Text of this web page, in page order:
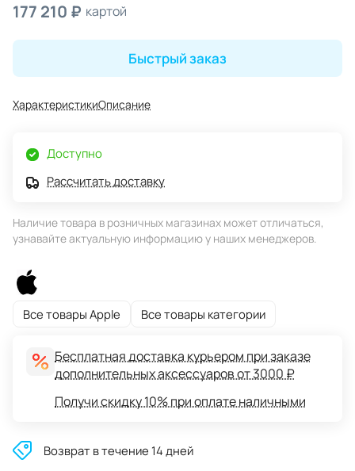
177 210 ₽ картой
Быстрый заказ
ХарактеристикиОписание
Доступно
Рассчитать доставку
Наличие товара в розничных магазинах может отличаться,
узнавайте актуальную информацию у наших менеджеров.
Все товары Apple Все товары категории
Бесплатная доставка курьером при заказе
дополнительных аксессуаров от 3000 ₽
Получи скидку 10% при оплате наличными
Возврат в течение 14 дней